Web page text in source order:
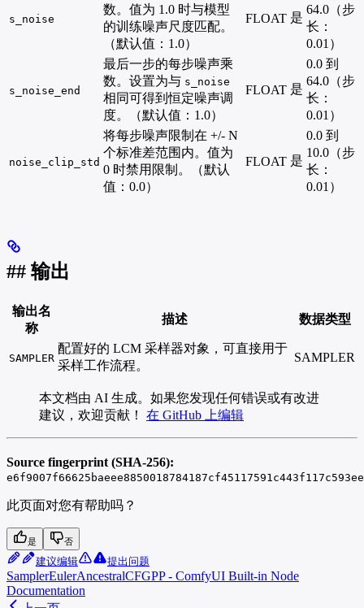
s_noise
数。值为 1.0 时与模型
的训练噪声尺度匹配。
（默认值：1.0）
FLOAT 是
64.0（步
长：
0.01）
s_noise_end
最后一步的每步噪声乘
数。设置为与 s_noise
相同可得到恒定噪声调
度。（默认值：1.0）
FLOAT 是
0.0 到
64.0（步
长：
0.01）
noise_clip_std
将每步噪声限制在 +/- N
个标准差范围内。值为
0 时禁用限制。（默认
值：0.0）
FLOAT 是
0.0 到
10.0（步
长：
0.01）
## 输出
输出名
称
描述 数据类型
SAMPLER
配置好的 LCM 采样器对象，可直接用于
采样工作流程。
SAMPLER
本文档由 AI 生成。如果您发现任何错误或有改进
建议，欢迎贡献！ 在 GitHub 上编辑
Source fingerprint (SHA-256):
此页面对您有帮助吗？
是 否
建议编辑 提出问题
SamplerEulerAncestralCFGPP - ComfyUI Built-in Node
Documentation